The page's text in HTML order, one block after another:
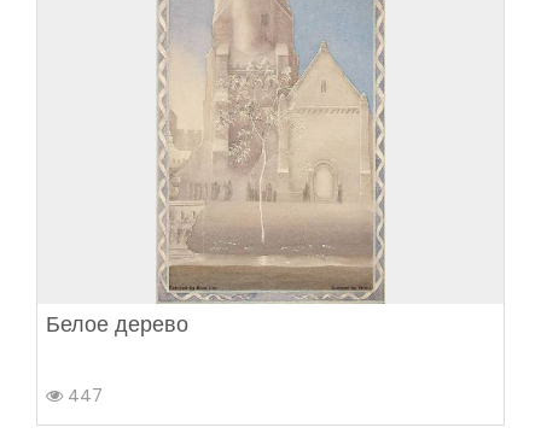
Белое дерево
447